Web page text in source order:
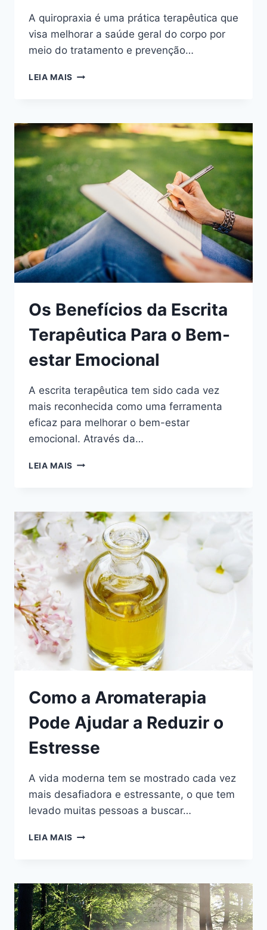
A quiropraxia é uma prática terapêutica que
visa melhorar a saúde geral do corpo por
meio do tratamento e prevenção…
LEIA MAIS OS
PARA
A
SAÚDE
GERAL
DO
CORPO
Os Benefícios da Escrita
Terapêutica Para o Bem-
estar Emocional
A escrita terapêutica tem sido cada vez
mais reconhecida como uma ferramenta
eficaz para melhorar o bem-estar
emocional. Através da…
LEIA MAIS OS
TERAPÊUTICA
PARA
O
BEM-
ESTAR
EMOCIONAL
Como a Aromaterapia
Pode Ajudar a Reduzir o
Estresse
A vida moderna tem se mostrado cada vez
mais desafiadora e estressante, o que tem
levado muitas pessoas a buscar…
LEIA MAIS COMO
AJUDAR
A
REDUZIR
O